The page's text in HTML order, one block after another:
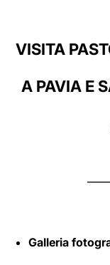
VISITA
A PAVIA E
Galleria